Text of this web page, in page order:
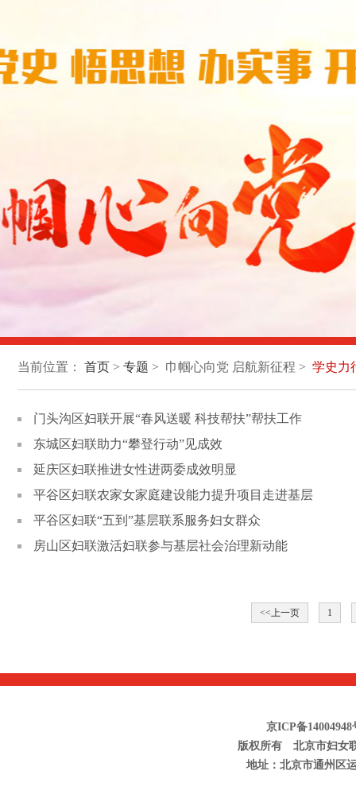
当前位置： 首页> 专题 > 巾帼心向党 启航新征程 > 学史力
门头沟区妇联开展“春风送暖 科技帮扶”帮扶工作
东城区妇联助力“攀登行动”见成效
延庆区妇联推进女性进两委成效明显
平谷区妇联农家女家庭建设能力提升项目走进基层
平谷区妇联“五到”基层联系服务妇女群众
房山区妇联激活妇联参与基层社会治理新动能
<<上一页 1
京ICP备14004948
版权所有 北京市妇女
地址：北京市通州区